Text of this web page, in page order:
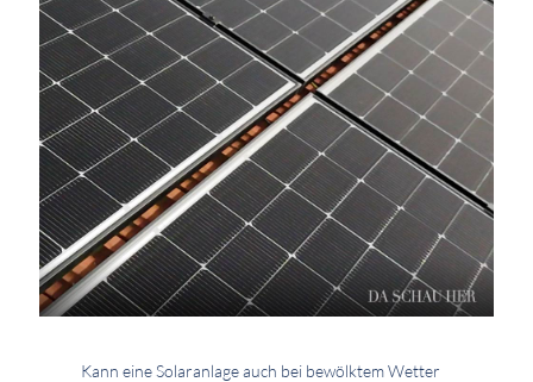
Kann eine Solaranlage auch bei bewölktem Wetter